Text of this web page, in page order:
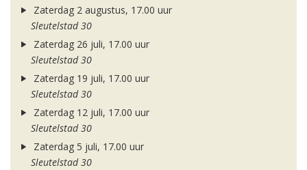
Zaterdag 2 augustus, 17.00 uur
Sleutelstad 30
Zaterdag 26 juli, 17.00 uur
Sleutelstad 30
Zaterdag 19 juli, 17.00 uur
Sleutelstad 30
Zaterdag 12 juli, 17.00 uur
Sleutelstad 30
Zaterdag 5 juli, 17.00 uur
Sleutelstad 30